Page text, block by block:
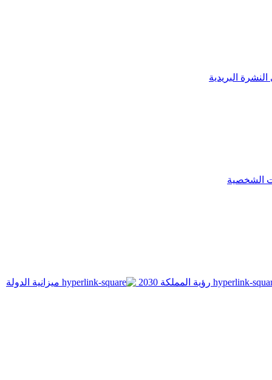
البريدية
الشخصية
رؤية المملكة 2030 ميزانية الدولة